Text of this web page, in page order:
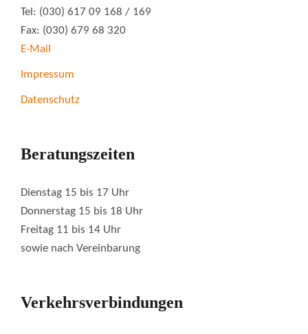
Tel: (030) 617 09 168 / 169
Fax: (030) 679 68 320
E-Mail
Impressum
Datenschutz
Beratungszeiten
Dienstag 15 bis 17 Uhr
Donnerstag 15 bis 18 Uhr
Freitag 11 bis 14 Uhr
sowie nach Vereinbarung
Verkehrsverbindungen